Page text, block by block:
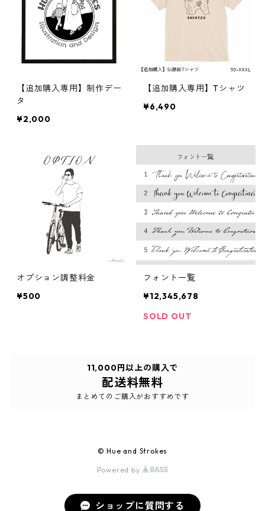
【追加購入専用】制作デー
タ
¥2,000
【追加購入専用】Tシャツ
¥6,490
オプション調整料金
¥500
フォント一覧
¥12,345,678
SOLD OUT
11,000円以上の購入で
配送料無料
まとめてのご購入がおすすめです
© Hue and Strokes
Powered by
ショップに質問する